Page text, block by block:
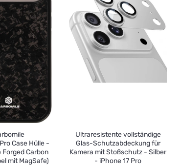
Case Hülle -
Forged Carbon
mit MagSafe)
Ultraresistente vollständige
Glas-Schutzabdeckung für
Kamera mit Stoßschutz - Silber
- iPhone 17 Pro